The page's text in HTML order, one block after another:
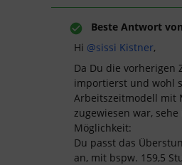
Beste Antwort von
Hi @sissi Kistner,
Da Du die vorherigen
importierst und wohl
Arbeitszeitmodell mit
zugewiesen war,
Möglichkeit:
Du passt das
an, mit bspw. 159,5